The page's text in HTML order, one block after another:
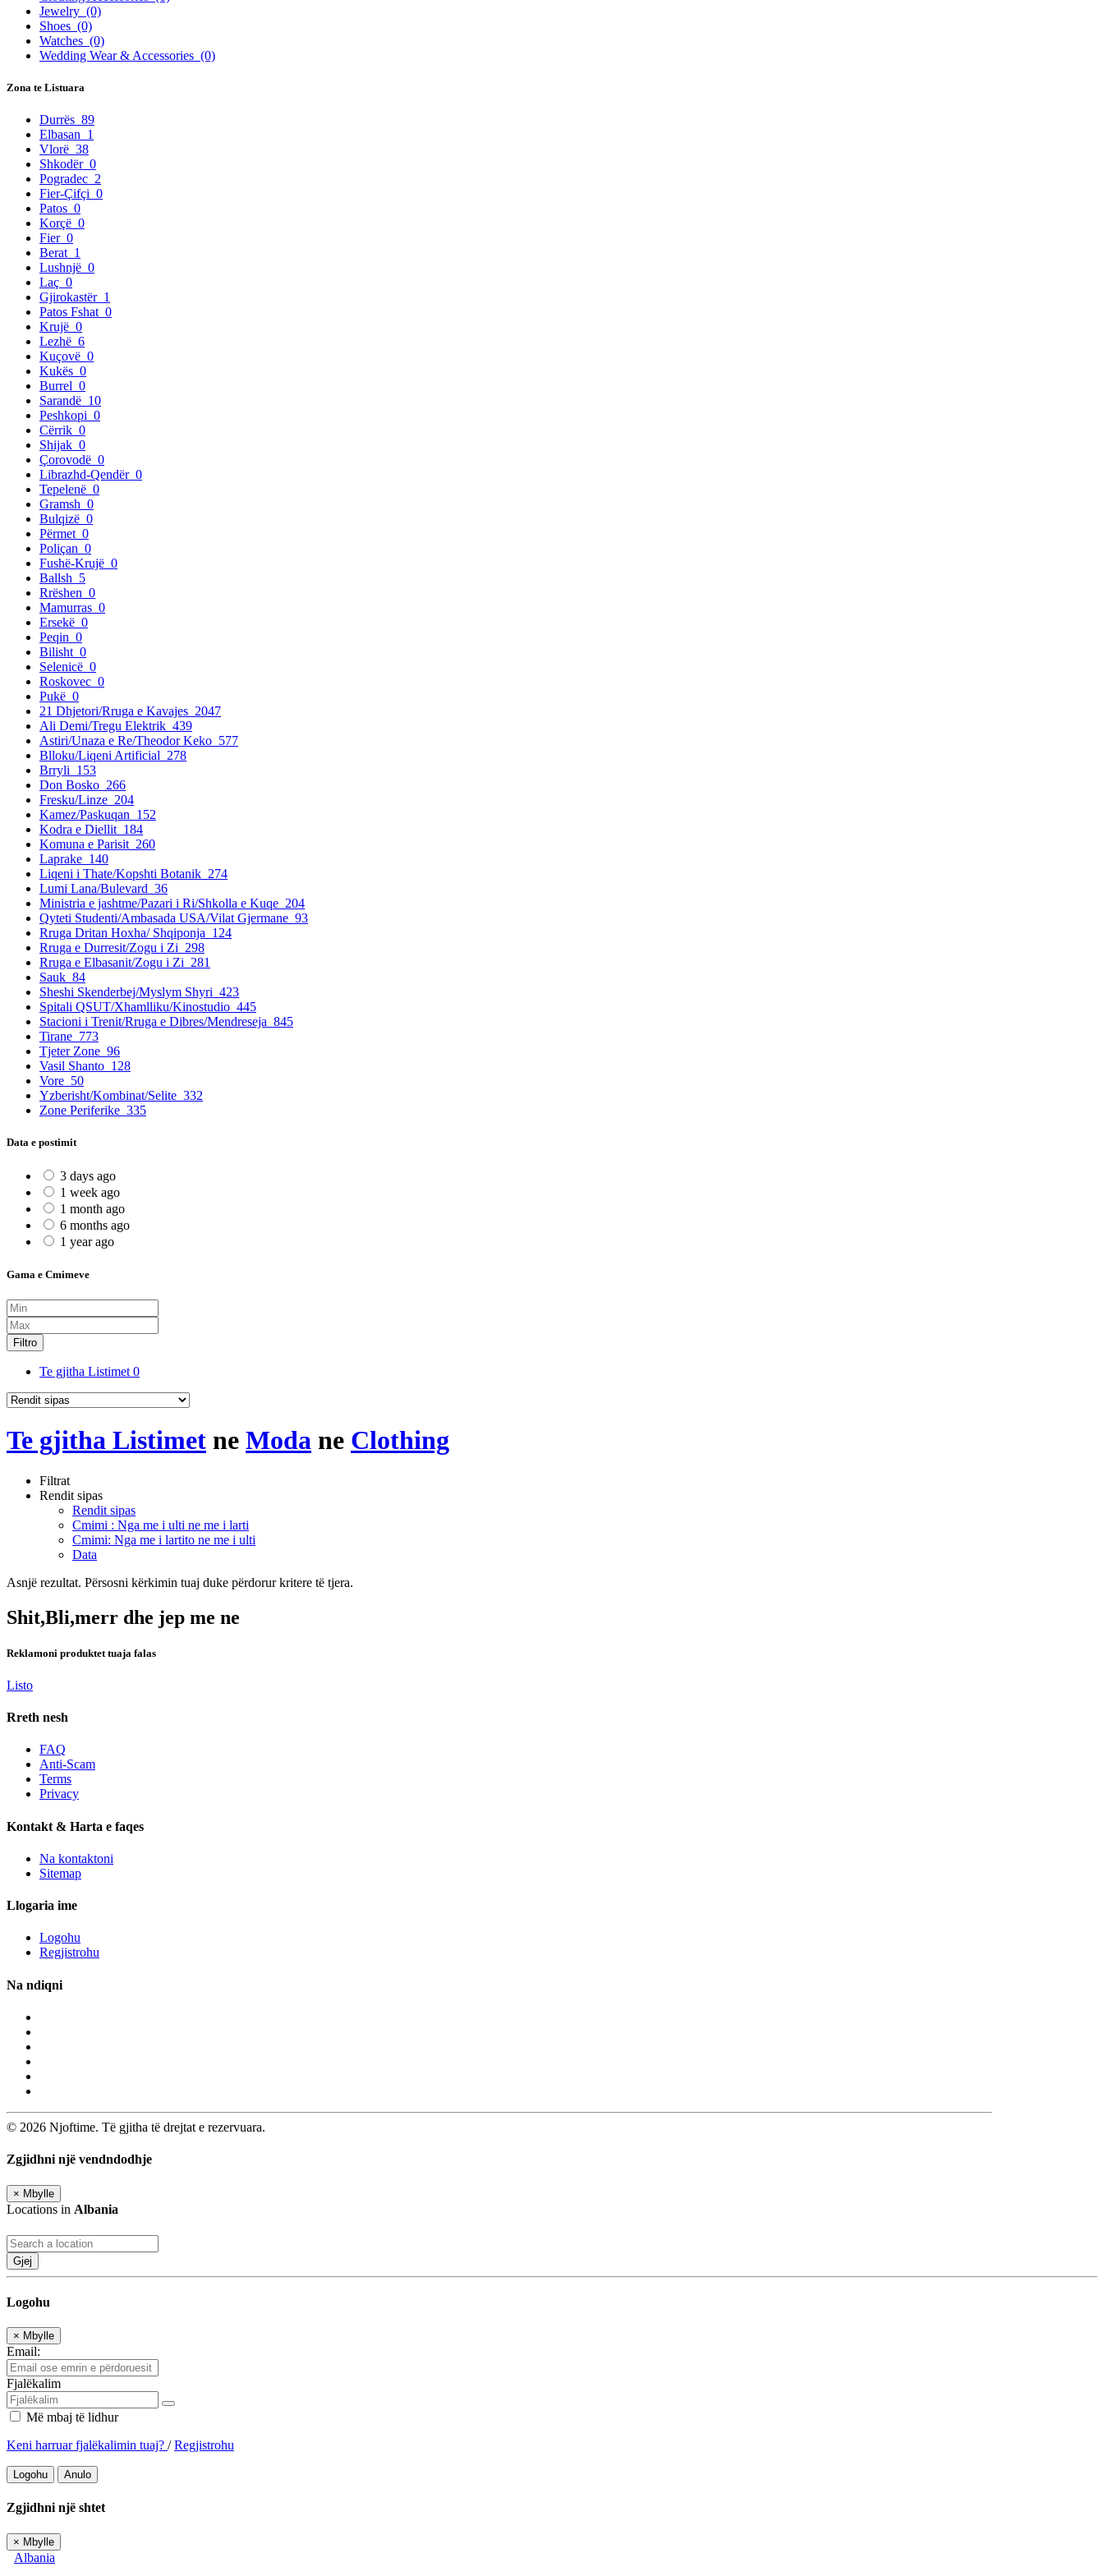
Jewelry (0)
Shoes (0)
Watches (0)
Wedding Wear & Accessories (0)
Zona te Listuara
Durrës 89
Elbasan 1
Vlorë 38
Shkodër 0
Pogradec 2
Fier-Çifçi 0
Patos 0
Korçë 0
Fier 0
Berat 1
Lushnjë 0
Laç 0
Gjirokastër 1
Patos Fshat 0
Krujë 0
Lezhë 6
Kuçovë 0
Kukës 0
Burrel 0
Sarandë 10
Peshkopi 0
Cërrik 0
Shijak 0
Çorovodë 0
Librazhd-Qendër 0
Tepelenë 0
Gramsh 0
Bulqizë 0
Përmet 0
Poliçan 0
Fushë-Krujë 0
Ballsh 5
Rrëshen 0
Mamurras 0
Ersekë 0
Peqin 0
Bilisht 0
Selenicë 0
Roskovec 0
Pukë 0
21 Dhjetori/Rruga e Kavajes 2047
Ali Demi/Tregu Elektrik 439
Astiri/Unaza e Re/Theodor Keko 577
Blloku/Liqeni Artificial 278
Brryli 153
Don Bosko 266
Fresku/Linze 204
Kamez/Paskuqan 152
Kodra e Diellit 184
Komuna e Parisit 260
Laprake 140
Liqeni i Thate/Kopshti Botanik 274
Lumi Lana/Bulevard 36
Ministria e jashtme/Pazari i Ri/Shkolla e Kuqe 204
Qyteti Studenti/Ambasada USA/Vilat Gjermane 93
Rruga Dritan Hoxha/ Shqiponja 124
Rruga e Durresit/Zogu i Zi 298
Rruga e Elbasanit/Zogu i Zi 281
Sauk 84
Sheshi Skenderbej/Myslym Shyri 423
Spitali QSUT/Xhamlliku/Kinostudio 445
Stacioni i Trenit/Rruga e Dibres/Mendreseja 845
Tirane 773
Tjeter Zone 96
Vasil Shanto 128
Vore 50
Yzberisht/Kombinat/Selite 332
Zone Periferike 335
Data e postimit
3 days ago
1 week ago
1 month ago
6 months ago
1 year ago
Gama e Cmimeve
Filtro
Te gjitha Listimet 0
Te gjitha Listimet ne Moda ne Clothing
Filtrat
Rendit sipas
Rendit sipas
Cmimi : Nga me i ulti ne me i larti
Cmimi: Nga me i lartito ne me i ulti
Data
Asnjë rezultat. Përsosni kërkimin tuaj duke përdorur kritere të tjera.
Shit,Bli,merr dhe jep me ne
Reklamoni produktet tuaja falas
Listo
Rreth nesh
FAQ
Anti-Scam
Terms
Privacy
Kontakt & Harta e faqes
Na kontaktoni
Sitemap
Llogaria ime
Logohu
Regjistrohu
Na ndiqni
© 2026 Njoftime. Të gjitha të drejtat e rezervuara.
Zgjidhni një vendndodhje
× Mbylle
Locations in Albania
Gjej
Logohu
× Mbylle
Email:
Fjalëkalim
Më mbaj të lidhur
Keni harruar fjalëkalimin tuaj? /Regjistrohu
Logohu Anulo
Zgjidhni një shtet
× Mbylle
Albania